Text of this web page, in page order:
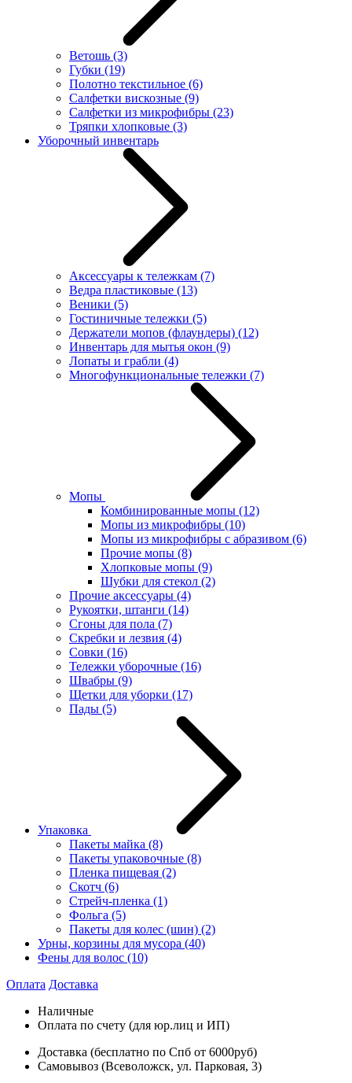
Ветошь (3)
Губки (19)
Полотно текстильное (6)
Салфетки вискозные (9)
Салфетки из микрофибры (23)
Тряпки хлопковые (3)
Уборочный инвентарь
Аксессуары к тележкам (7)
Ведра пластиковые (13)
Веники (5)
Гостиничные тележки (5)
Держатели мопов (флаундеры) (12)
Инвентарь для мытья окон (9)
Лопаты и грабли (4)
Многофункциональные тележки (7)
Мопы
Комбинированные мопы (12)
Мопы из микрофибры (10)
Мопы из микрофибры с абразивом (6)
Прочие мопы (8)
Хлопковые мопы (9)
Шубки для стекол (2)
Прочие аксессуары (4)
Рукоятки, штанги (14)
Сгоны для пола (7)
Скребки и лезвия (4)
Совки (16)
Тележки уборочные (16)
Швабры (9)
Щетки для уборки (17)
Пады (5)
Упаковка
Пакеты майка (8)
Пакеты упаковочные (8)
Пленка пищевая (2)
Скотч (6)
Стрейч-пленка (1)
Фольга (5)
Пакеты для колес (шин) (2)
Урны, корзины для мусора (40)
Фены для волос (10)
Оплата Доставка
Наличные
Оплата по счету (для юр.лиц и ИП)
Доставка (бесплатно по Спб от 6000руб)
Самовывоз (Всеволожск, ул. Парковая, 3)